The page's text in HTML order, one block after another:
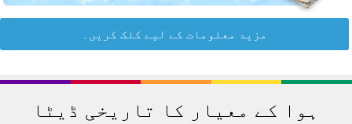
مزید معلومات کے لیے کلک کریں۔
ہوا کے معیار کا تاریخی ڈیٹا